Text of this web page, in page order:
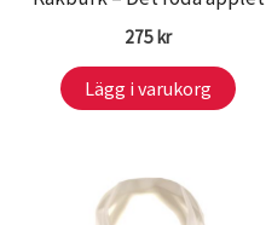
275kr
Lägg i varukorg